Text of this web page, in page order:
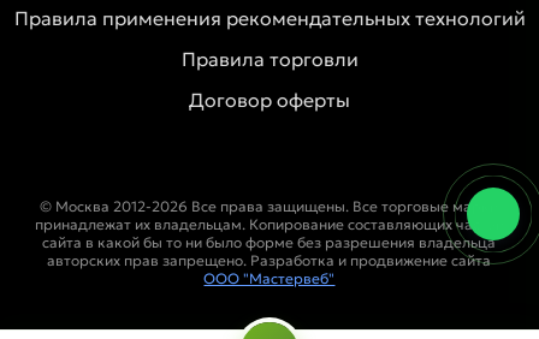
Правила применения рекомендательных технологий
Правила торговли
Договор оферты
© Москва 2012-2026 Все права защищены. Все торговые марки
принадлежат их владельцам. Копирование составляющих частей
сайта в какой бы то ни было форме без разрешения владельца
авторских прав запрещено. Разработка и продвижение сайта
ООО "Мастервеб"